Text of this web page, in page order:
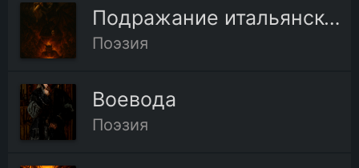
Подражание итальянскому
Поэзия
Воевода
Поэзия